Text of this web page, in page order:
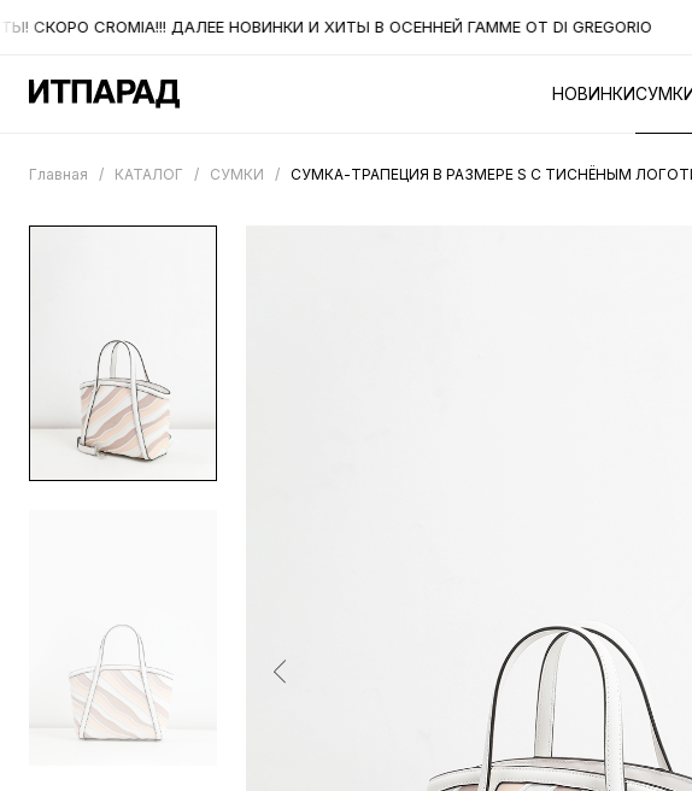
CROMIA!!! ДАЛЕЕ НОВИНКИ И ХИТЫ В ОСЕННЕЙ ГАММЕ ОТ DI GREGORIO
НОВИНКИ
Главная / КАТАЛОГ / СУМКИ / СУМКА-ТРАПЕЦИЯ В РАЗМЕРЕ S С ТИСНЁНЫМ